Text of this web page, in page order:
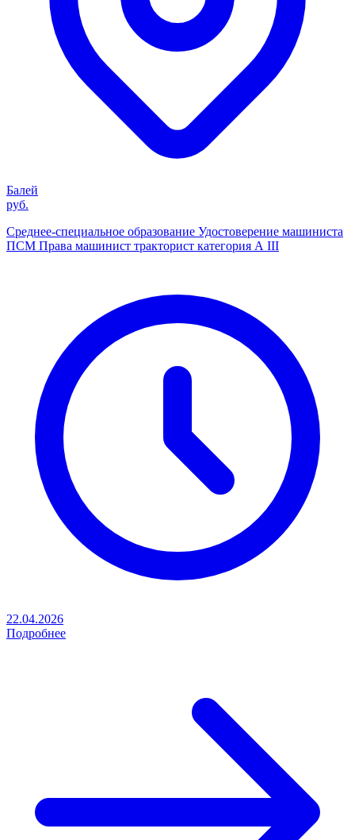
Балей
руб.
Среднее-специальное образование Удостоверение машиниста
ПСМ Права машинист тракторист категория А III
22.04.2026
Подробнее